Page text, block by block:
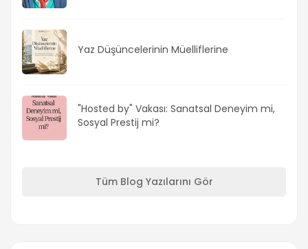
Yaz Düşüncelerinin Müelliflerine
"Hosted by" Vakası: Sanatsal Deneyim mi,
Sosyal Prestij mi?
Tüm Blog Yazılarını Gör